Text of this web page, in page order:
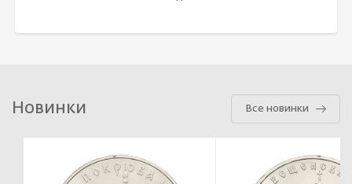
Новинки Все новинки